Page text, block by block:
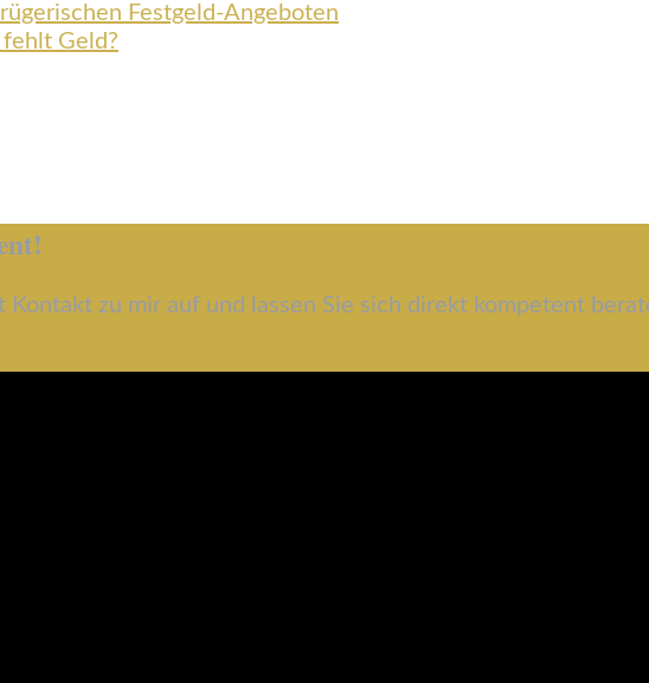
Festgeld-Angeboten
Geld?
Kontakt zu mir auf und lassen Sie sich direkt kompetent